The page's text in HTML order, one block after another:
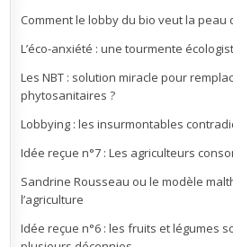
Comment le lobby du bio veut la peau
L’éco-anxiété : une tourmente
Les NBT : solution miracle pour
phytosanitaires ?
Lobbying : les insurmontables
Idée reçue n°7 : Les agriculteurs
Sandrine Rousseau ou le modèle
l’agriculture
Idée reçue n°6 : les fruits et légumes